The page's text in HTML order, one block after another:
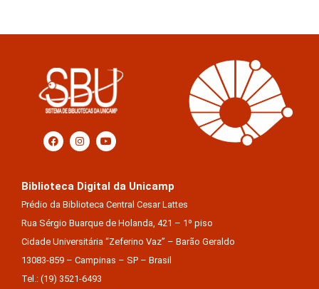
Biblioteca Digital da Unicamp
Prédio da Biblioteca Central Cesar Lattes
Rua Sérgio Buarque de Holanda, 421 – 1º piso
Cidade Universitária “Zeferino Vaz” – Barão Geraldo
13083-859 – Campinas – SP – Brasil
Tel.: (19) 3521-6493